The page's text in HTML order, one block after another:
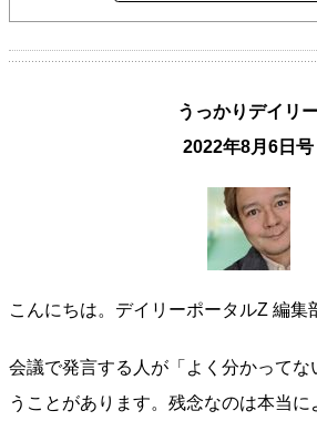
うっかりデイリ
2022年8月6日号
こんにちは。デイリーポータルZ 編集
会議で発言する人が「よく分かって
うことがあります。残念なのは本当に